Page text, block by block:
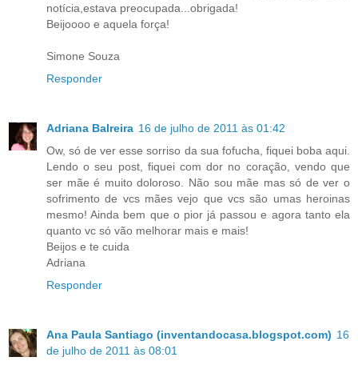
notícia,estava preocupada...obrigada!
Beijoooo e aquela força!
Simone Souza
Responder
Adriana Balreira 16 de julho de 2011 às 01:42
Ow, só de ver esse sorriso da sua fofucha, fiquei boba aqui.
Lendo o seu post, fiquei com dor no coração, vendo que
ser mãe é muito doloroso. Não sou mãe mas só de ver o
sofrimento de vcs mães vejo que vcs são umas heroinas
mesmo! Ainda bem que o pior já passou e agora tanto ela
quanto vc só vão melhorar mais e mais!
Beijos e te cuida
Adriana
Responder
Ana Paula Santiago (inventandocasa.blogspot.com) 16
de julho de 2011 às 08:01